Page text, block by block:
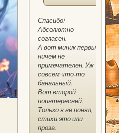
Спасибо!
Абсолютно
согласен.
А вот миник первый
ничем не
примечателен. Уж
совсем что-то
банальный.
Вот второй
поинтересней.
Только я не понял,
стихи это или
проза.